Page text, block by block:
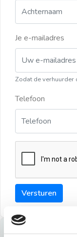
Je e-mailadres
Zodat de verhuurder
Telefoon
Versturen